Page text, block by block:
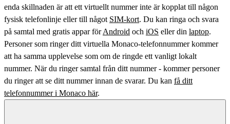
enda skillnaden är att ett virtuellt nummer inte är kopplat till någon
fysisk telefonlinje eller till något SIM-kort. Du kan ringa och svara
på samtal med gratis appar förAndroid och iOS eller din laptop.
Personer som ringer ditt virtuella Monaco-telefonnummer kommer
att ha samma upplevelse som om de ringde ett vanligt lokalt
nummer. När du ringer samtal från ditt nummer - kommer personer
du ringer att se ditt nummer innan de svarar. Du kan få ditt
telefonnummer i Monaco här.